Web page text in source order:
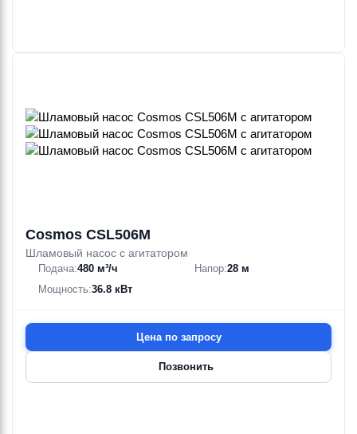
Cosmos CSL506M
Шламовый насос с агитатором
Подача:480 м³/ч Напор:28 м
Мощность:36.8 кВт
Цена по запросу
Позвонить